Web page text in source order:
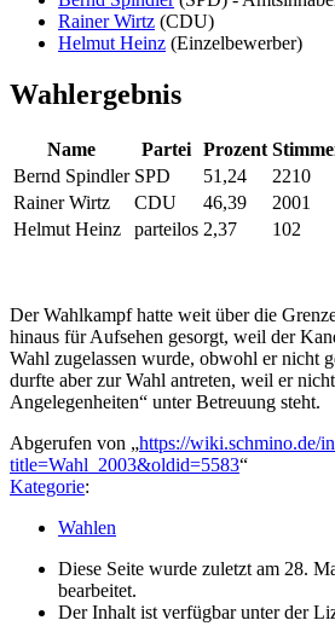
Rainer Wirtz (CDU)
Helmut Heinz (Einzelbewerber)
Wahlergebnis
Name Partei Prozent
Bernd Spindler SPD 51,24
2210
Rainer Wirtz
CDU 46,39
2001
Helmut Heinz
parteilos 2,37 102
Der Wahlkampf hatte weit über die
hinaus für Aufsehen gesorgt, weil der
Wahl zugelassen wurde, obwohl er nicht
durfte aber zur Wahl antreten, weil er
Angelegenheiten“ unter Betreuung steht.
Abgerufen von „https://wiki.schmino.de/
title=Wahl_2003&oldid=5583“
Kategorie:
Wahlen
Diese Seite wurde zuletzt am 28.
bearbeitet.
Der Inhalt ist verfügbar unter der